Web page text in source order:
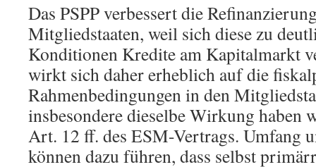
Das PSPP verbessert die
Mitgliedstaaten, weil sich diese zu
Konditionen Kredite am Kapitalmarkt
wirkt sich daher erheblich auf die
Rahmenbedingungen in den
insbesondere dieselbe Wirkung haben
Art. 12 ff. des ESM-Vertrags. Umfang
können dazu führen, dass selbst